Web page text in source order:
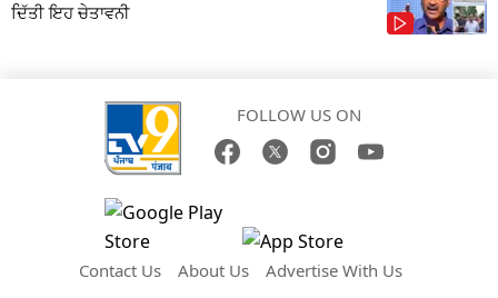
ਦਿੱਤੀ ਇਹ ਚੇਤਾਵਨੀ
FOLLOW US ON
Contact Us About Us
Advertise With Us